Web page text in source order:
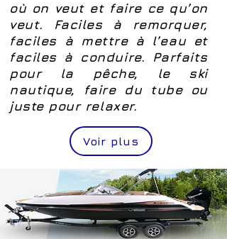
où on veut et faire ce qu’on
veut. Faciles à remorquer,
faciles à mettre à l’eau et
faciles à conduire. Parfaits
pour la pêche, le ski
nautique, faire du tube ou
juste pour relaxer.
Voir plus